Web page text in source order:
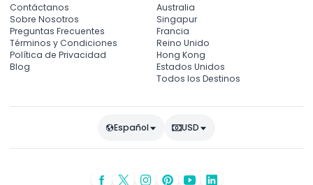
Contáctanos
Sobre Nosotros
Preguntas Frecuentes
Términos y Condiciones
Política de Privacidad
Blog
Australia
Singapur
Francia
Reino Unido
Hong Kong
Estados Unidos
Todos los Destinos
Español USD